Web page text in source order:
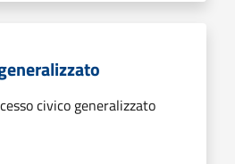
civico generalizzato